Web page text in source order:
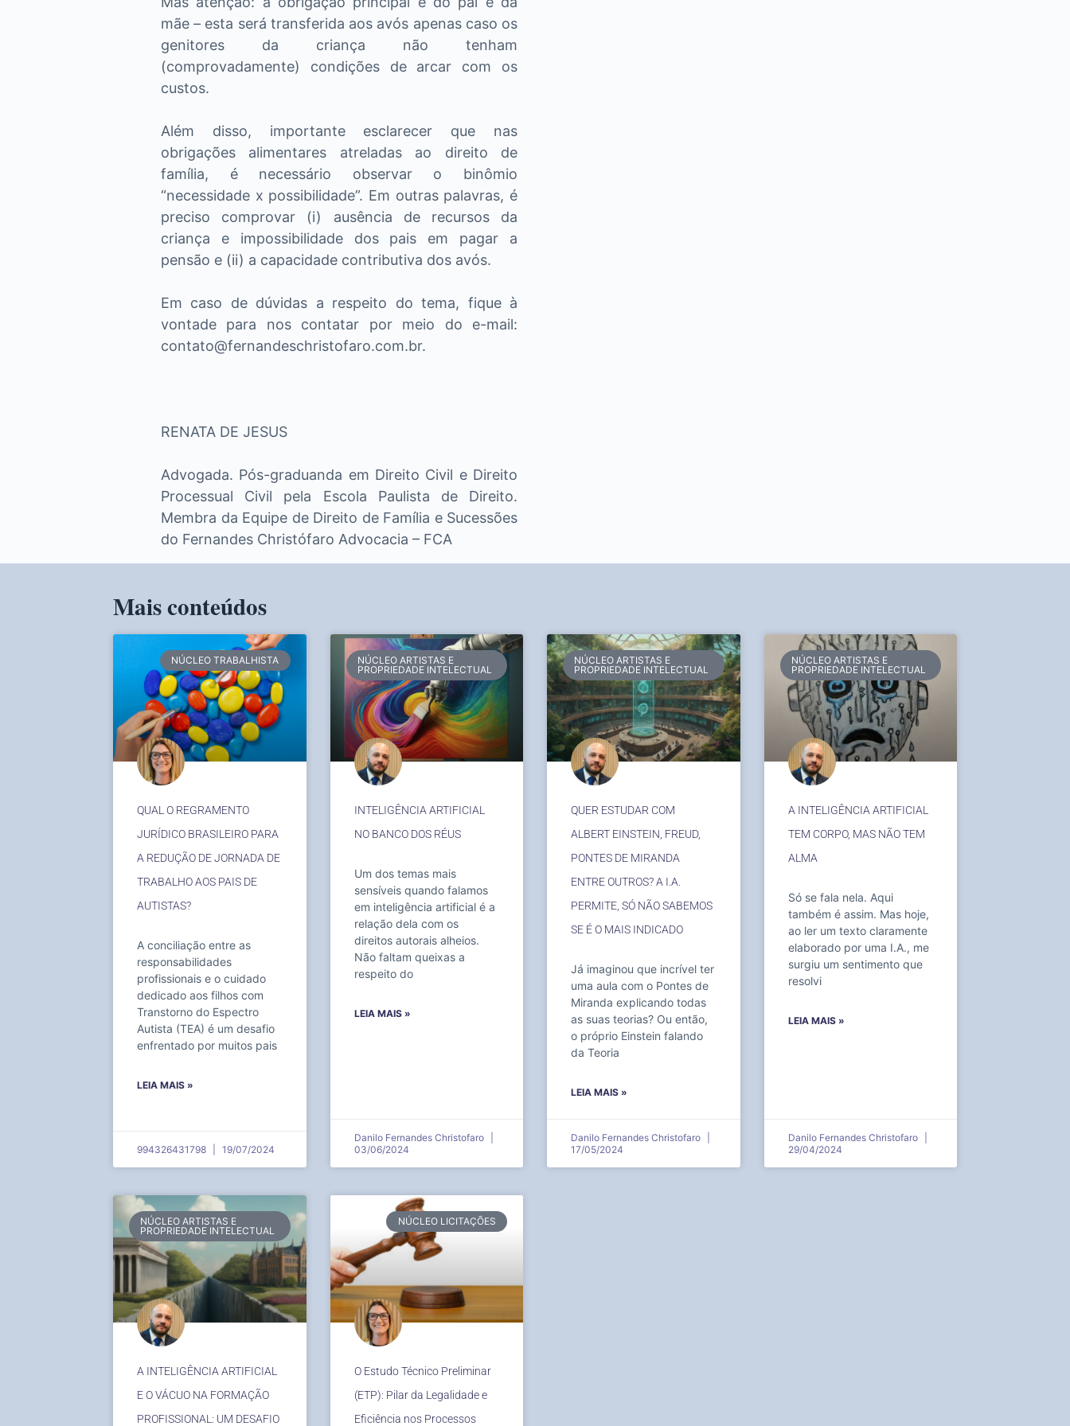
mãe – esta será transferida aos avós apenas caso os
genitores da criança não tenham
(comprovadamente) condições de arcar com os
custos.
Além disso, importante esclarecer que nas
obrigações alimentares atreladas ao direito de
família, é necessário observar o binômio
“necessidade x possibilidade”. Em outras palavras, é
preciso comprovar (i) ausência de recursos da
criança e impossibilidade dos pais em pagar a
pensão e (ii) a capacidade contributiva dos avós.
Em caso de dúvidas a respeito do tema, fique à
vontade para nos contatar por meio do e-mail:
contato@fernandeschristofaro.com.br.
RENATA DE JESUS
Advogada. Pós-graduanda em Direito Civil e Direito
Processual Civil pela Escola Paulista de Direito.
Membra da Equipe de Direito de Família e Sucessões
do Fernandes Christófaro Advocacia – FCA
Mais conteúdos
NÚCLEO TRABALHISTA
QUAL O REGRAMENTO
JURÍDICO BRASILEIRO PARA
A REDUÇÃO DE JORNADA DE
TRABALHO AOS PAIS DE
AUTISTAS?
A conciliação entre as
responsabilidades
profissionais e o cuidado
dedicado aos filhos com
Transtorno do Espectro
Autista (TEA) é um desafio
enfrentado por muitos pais
LEIA MAIS »
994326431798 19/07/2024
NÚCLEO ARTISTAS E
PROPRIEDADE INTELECTUAL
INTELIGÊNCIA ARTIFICIAL
NO BANCO DOS RÉUS
Um dos temas mais
sensíveis quando falamos
em inteligência artificial é a
relação dela com os
direitos autorais alheios.
Não faltam queixas a
respeito do
LEIA MAIS »
Danilo Fernandes Christofaro
03/06/2024
NÚCLEO ARTISTAS E
PROPRIEDADE INTELECTUAL
QUER ESTUDAR COM
ALBERT EINSTEIN, FREUD,
PONTES DE MIRANDA
ENTRE OUTROS? A I.A.
PERMITE, SÓ NÃO SABEMOS
SE É O MAIS INDICADO
Já imaginou que incrível ter
uma aula com o Pontes de
Miranda explicando todas
as suas teorias? Ou então,
o próprio Einstein falando
da Teoria
LEIA MAIS »
Danilo Fernandes Christofaro
17/05/2024
NÚCLEO ARTISTAS E
PROPRIEDADE INTELECTUAL
A INTELIGÊNCIA ARTIFICIAL
TEM CORPO, MAS NÃO TEM
ALMA
Só se fala nela. Aqui
também é assim. Mas hoje,
ao ler um texto claramente
elaborado por uma I.A., me
surgiu um sentimento que
resolvi
LEIA MAIS »
Danilo Fernandes Christofaro
29/04/2024
NÚCLEO ARTISTAS E
PROPRIEDADE INTELECTUAL
A INTELIGÊNCIA ARTIFICIAL
E O VÁCUO NA FORMAÇÃO
PROFISSIONAL: UM DESAFIO
NÚCLEO LICITAÇÕES
O Estudo Técnico Preliminar
(ETP): Pilar da Legalidade e
Eficiência nos Processos